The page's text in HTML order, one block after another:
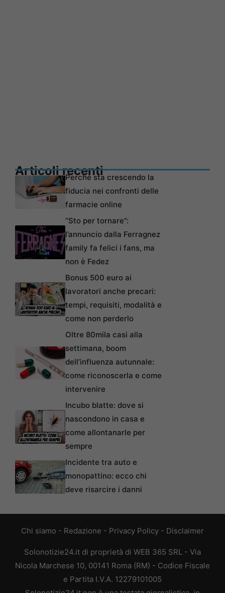
Articoli recentiPerché sta crescendo la
fiducia nei confronti delle
farmacie online
“Sto per tornare”:
l’annuncio dalla Ferragnez
family fa felici i fans, ma
non è Fedez
Bonus 500 euro ai
lavoratori anche precari:
tempi, requisiti, modalità e
come non perderlo
Oltre 80mila casi alla
settimana, boom
dell’influenza autunnale:
come riconoscerla e come
intervenire
Incubo blatte: dove si
nascondono in casa e
come allontanarle per
sempre
Incidente tra auto e
monopattino: ecco chi
deve risarcire i danni
Chi siamo - Redazione - Privacy Policy - Disclaimer
Solonotizie24.it di proprietà di WEB 365 SRL - Via
Nicola Marchese 10, 00141 Roma (RM) - Codice Fiscale
e Partita I.V.A. 12279101005